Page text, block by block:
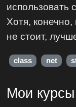
использовать
Хотя,
не стоит,
class net
Мои